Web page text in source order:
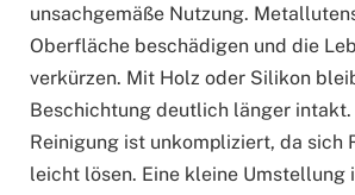
unsachgemäße Nutzung.
Oberfläche beschädigen und die
verkürzen. Mit Holz oder Silikon
Beschichtung deutlich länger intakt.
Reinigung ist unkompliziert, da sich
leicht lösen. Eine kleine Umstellung